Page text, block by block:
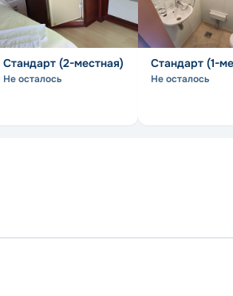
Стандарт (2-местная)
Не осталось
Стандарт (1-
Не осталось